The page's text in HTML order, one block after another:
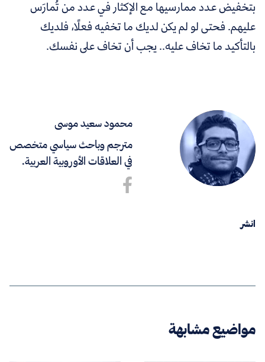
محمود سعيد موسى
مترجم وباحث سياسي متخصص
في العلاقات الأوروبية العربية.
انشر
بتخفيض عدد ممارسيها مع الإكثار في عدد من تُمارَس
عليهم. فحتى لو لم يكن لديك ما تخفيه فعلًا، فلديك
بالتأكيد ما تخاف عليه.. يجب أن تخاف على نفسك.
مواضيع مشابهة